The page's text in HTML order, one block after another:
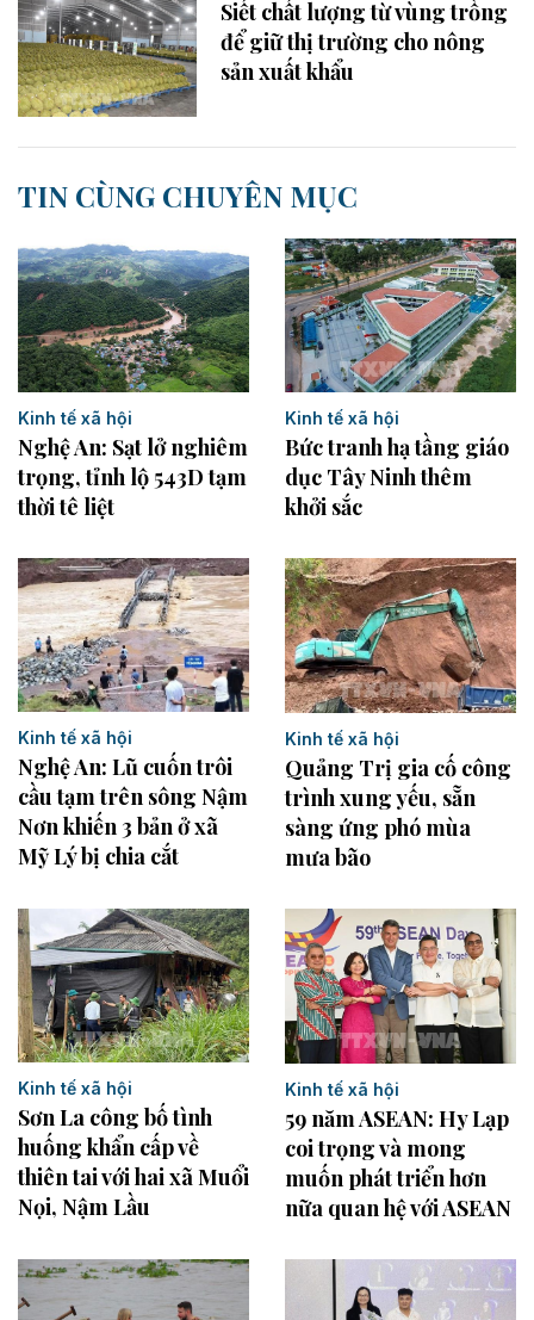
Siết chất lượng từ vùng trồng
để giữ thị trường cho nông
sản xuất khẩu
TIN CÙNG CHUYÊN MỤC
Kinh tế xã hội
Nghệ An: Sạt lở nghiêm
trọng, tỉnh lộ 543D tạm
thời tê liệt
Kinh tế xã hội
Bức tranh hạ tầng giáo
dục Tây Ninh thêm
khởi sắc
Kinh tế xã hội
Nghệ An: Lũ cuốn trôi
cầu tạm trên sông Nậm
Nơn khiến 3 bản ở xã
Mỹ Lý bị chia cắt
Kinh tế xã hội
Quảng Trị gia cố công
trình xung yếu, sẵn
sàng ứng phó mùa
mưa bão
Kinh tế xã hội
Sơn La công bố tình
huống khẩn cấp về
thiên tai với hai xã Muổi
Nọi, Nậm Lầu
Kinh tế xã hội
59 năm ASEAN: Hy Lạp
coi trọng và mong
muốn phát triển hơn
nữa quan hệ với ASEAN